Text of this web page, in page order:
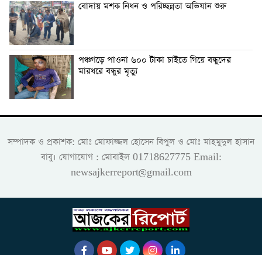
বোদায় মশক নিধন ও পরিচ্ছন্নতা অভিযান শুরু
পঞ্চগড়ে পাওনা ৬০০ টাকা চাইতে গিয়ে বন্ধুদের
মারধরে বন্ধুর মৃত্যু
সম্পাদক ও প্রকাশক: মোঃ মোফাজ্জল হোসেন বিপুল ও মোঃ মাহমুদুল হাসান
বাবু। যোগাযোগ : মোবাইল 01718627775 Email:
newsajkerreport@gmail.com